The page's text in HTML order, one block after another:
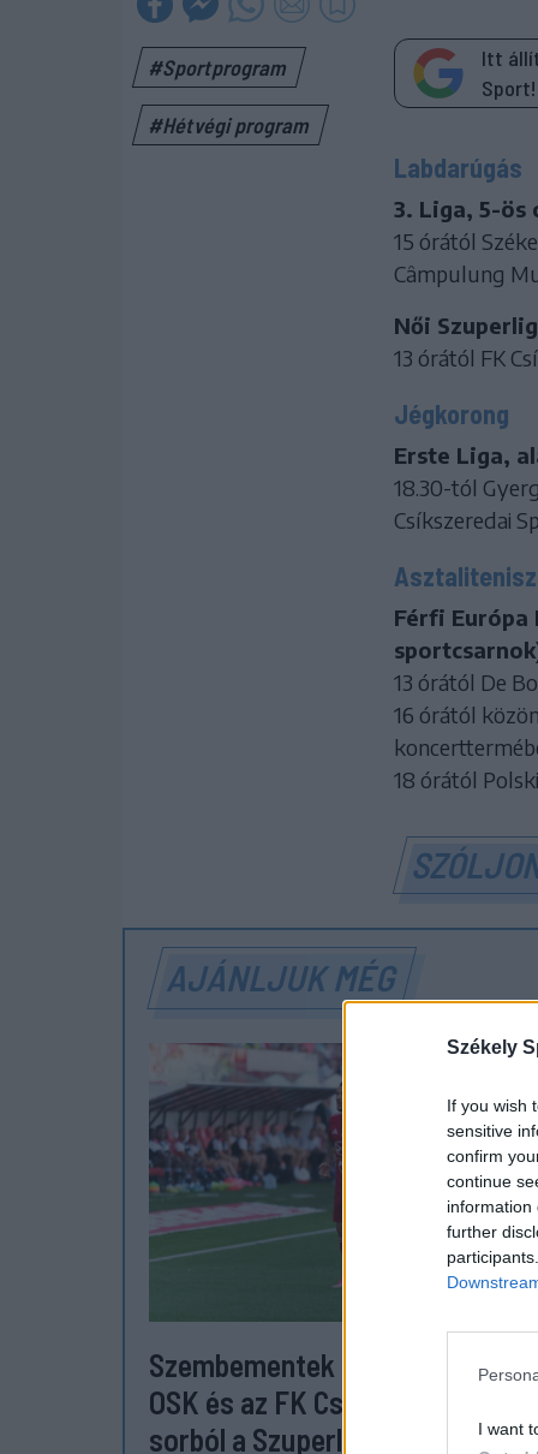
Székely
If you wish
sensitive
confirm
continue
information
further
I want
#Sportprogram
#Hétvégi program
Itt
Sport!
Labdarúgás
3. Liga, 5-ös
15 órától
Câmpulung
Női
13 órától FK
Jégkorong
Erste Liga,
18.30-tól
Csíkszeredai
Asztalitenisz
Férfi Európa
13 órától De
16 órától
18 órától
AJÁNLJUK MÉG
Szembementek a trenddel: a
OSK és az FK Csíkszereda kilóg a
sorból a Szuperligában